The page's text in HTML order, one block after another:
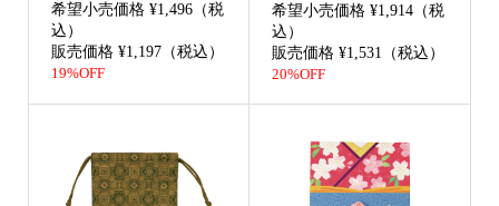
希望小売価格 ¥1,496（税
込）
販売価格 ¥1,197（税込）
19%OFF
希望小売価格 ¥1,914（税
込）
販売価格 ¥1,531（税込）
20%OFF